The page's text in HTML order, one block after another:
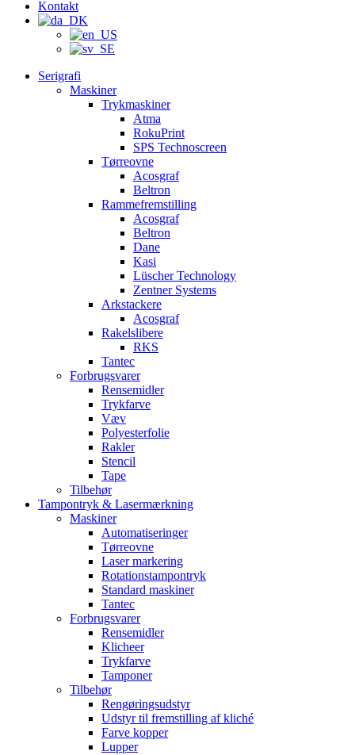
Kontakt
Serigrafi
Maskiner
Trykmaskiner
Atma
RokuPrint
SPS Technoscreen
Tørreovne
Acosgraf
Beltron
Rammefremstilling
Acosgraf
Beltron
Dane
Kasi
Lüscher Technology
Zentner Systems
Arkstackere
Acosgraf
Rakelslibere
RKS
Tantec
Forbrugsvarer
Rensemidler
Trykfarve
Væv
Polyesterfolie
Rakler
Stencil
Tape
Tilbehør
Tampontryk & Lasermærkning
Maskiner
Automatiseringer
Tørreovne
Laser markering
Rotationstampontryk
Standard maskiner
Tantec
Forbrugsvarer
Rensemidler
Klicheer
Trykfarve
Tamponer
Tilbehør
Rengøringsudstyr
Udstyr til fremstilling af kliché
Farve kopper
Lupper